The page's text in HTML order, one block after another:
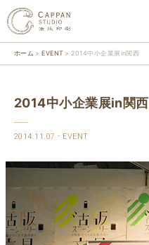
ホーム EVENT 2014中小企業展in関西
2014中小企業展in関西
2014.11.07 EVENT